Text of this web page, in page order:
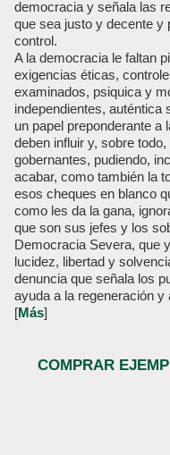
democracia y señala las
que sea justo y decente y
control.
A la democracia le faltan
exigencias éticas,
examinados, psiquica y
independientes, auténtica
un papel preponderante a
deben influir y, sobre
gobernantes, pudiendo,
acabar, como también la
esos cheques en blanco
como les da la gana,
que son sus jefes y los
Democracia Severa, que
lucidez, libertad y
denuncia que señala los
ayuda a la regeneración
[Más]
COMPRAR